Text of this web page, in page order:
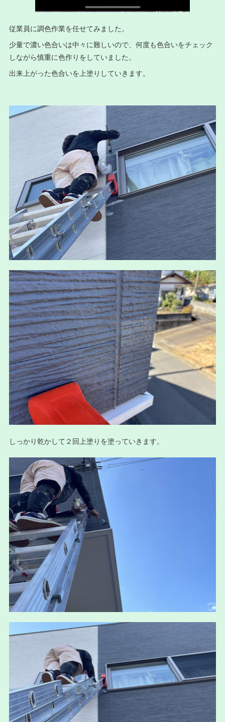
従業員に調色作業を任せてみました。
少量で濃い色合いは中々に難しいので、何度も色合いをチェック
しながら慎重に色作りをしていました。
出来上がった色合いを上塗りしていきます。
しっかり乾かして２回上塗りを塗っていきます。